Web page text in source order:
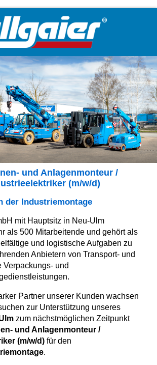
und Anlagenmonteur /
(m/w/d)
der Industriemontage
mit Hauptsitz in Neu-Ulm
als 500 Mitarbeitende und gehört als
und logistische Aufgaben zu
Anbietern von Transport- und
Verpackungs- und
Partner unserer Kunden wachsen
zur Unterstützung unseres
zum nächstmöglichen Zeitpunkt
und Anlagenmonteur /
(m/w/d) für den
.